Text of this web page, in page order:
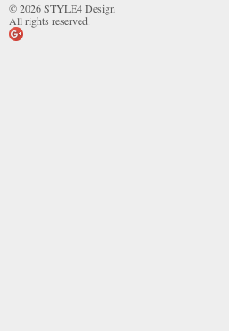
© 2026 STYLE4 Design
All rights reserved.